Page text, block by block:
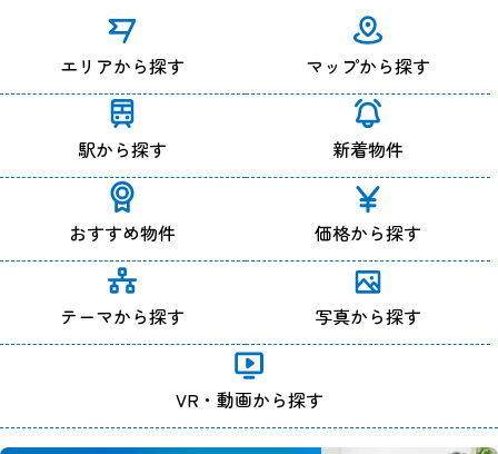
エリアから探す マップから探す
駅から探す 新着物件
おすすめ物件 価格から探す
テーマから探す 写真から探す
VR・動画から探す